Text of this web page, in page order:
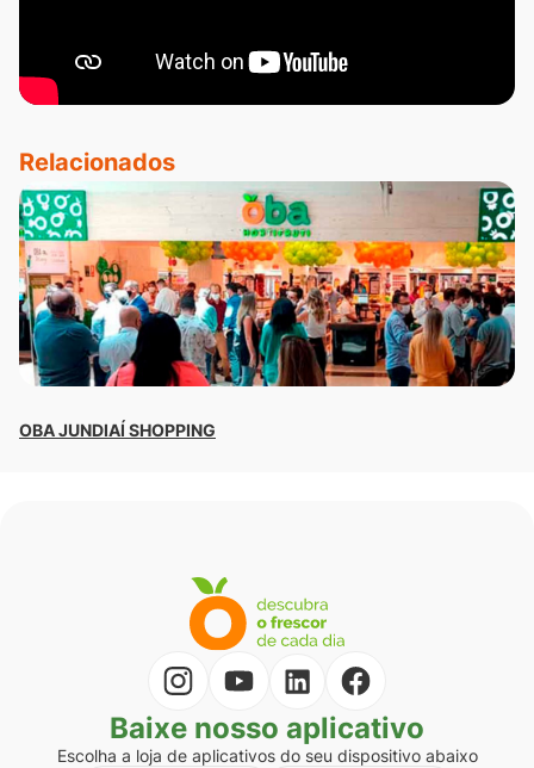
Relacionados
OBA JUNDIAÍ SHOPPING
Baixe nosso aplicativo
Escolha a loja de aplicativos do seu dispositivo abaixo